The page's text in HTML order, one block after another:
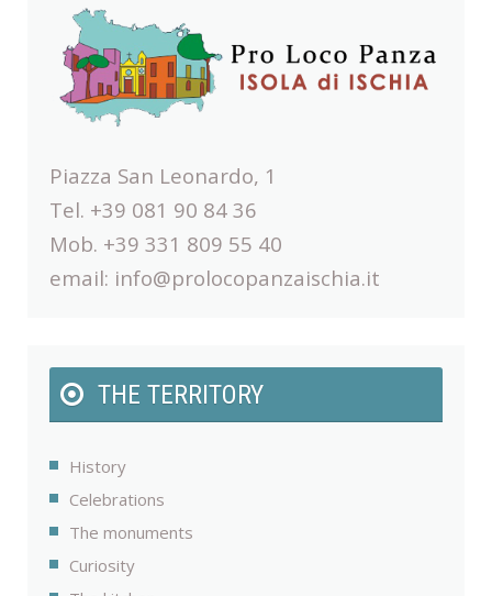
Piazza San Leonardo, 1
Tel. +39 081 90 84 36
Mob. +39 331 809 55 40
email: info@prolocopanzaischia.it
THE TERRITORY
History
Celebrations
The monuments
Curiosity